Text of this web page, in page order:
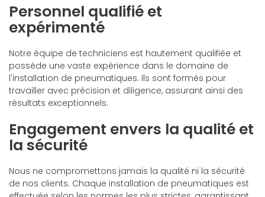
Personnel qualifié et
expérimenté
Notre équipe de techniciens est hautement qualifiée et
possède une vaste expérience dans le domaine de
l'installation de pneumatiques. Ils sont formés pour
travailler avec précision et diligence, assurant ainsi des
résultats exceptionnels.
Engagement envers la qualité et
la sécurité
Nous ne compromettons jamais la qualité ni la sécurité
de nos clients. Chaque installation de pneumatiques est